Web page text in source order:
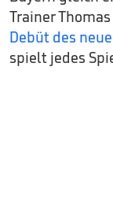
Trainer
Debüt des
spielt jedes